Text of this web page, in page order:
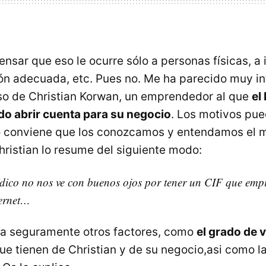
que eso le ocurre sólo a personas físicas, a
adecuada, etc. Pues no. Me ha parecido muy
de Christian Korwan, un emprendedor al que el
abrir cuenta para su negocio. Los motivos
que los conozcamos y entendamos el
lo resume del siguiente modo:
no nos ve con buenos ojos por tener un CIFque
seguramente otros factores, como el grado de
tienen de Christian y de su negocio,asi como